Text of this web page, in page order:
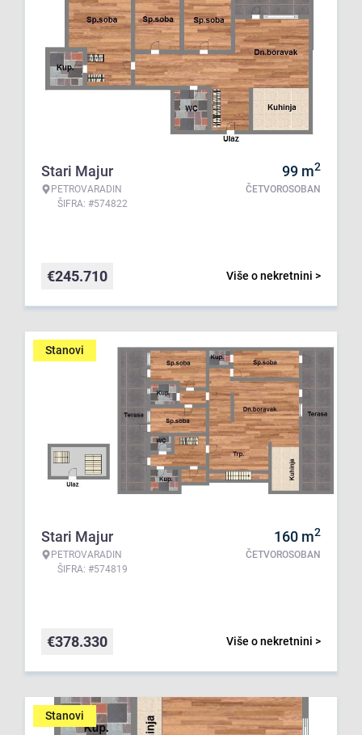
Stari Majur
PETROVARADIN
ŠIFRA: #574822
99 m2
ČETVOROSOBAN
Više o nekretnini >
€245.710
Stanovi
Stari Majur
PETROVARADIN
ŠIFRA: #574819
160 m2
ČETVOROSOBAN
Više o nekretnini >
€378.330
Stanovi